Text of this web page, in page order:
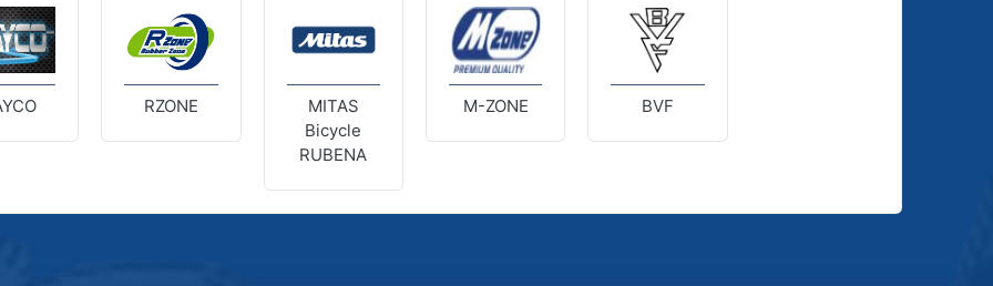
RZONE
MITAS
Bicycle
RUBENA
M-ZONE BVF